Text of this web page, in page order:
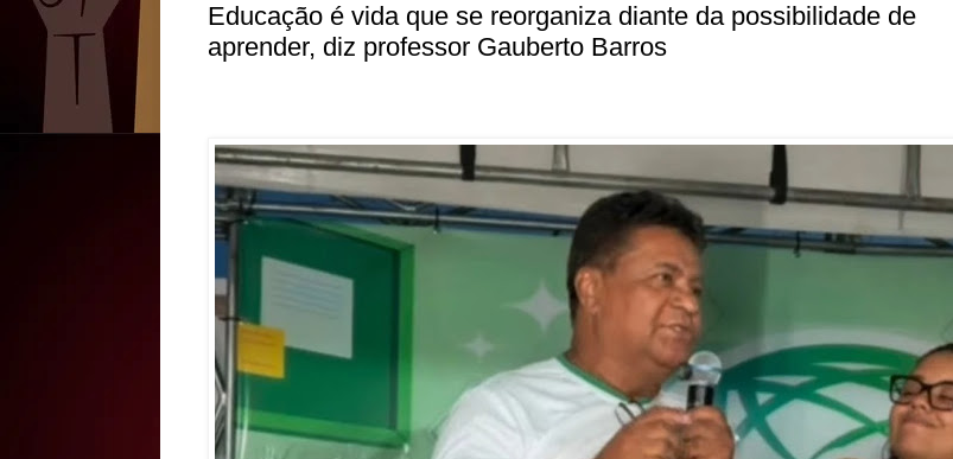
Educação é vida que se reorganiza diante da possibilidade de
aprender, diz professor Gauberto Barros